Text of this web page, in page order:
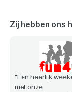
Zij hebben ons
"Een heerlijk
met onze